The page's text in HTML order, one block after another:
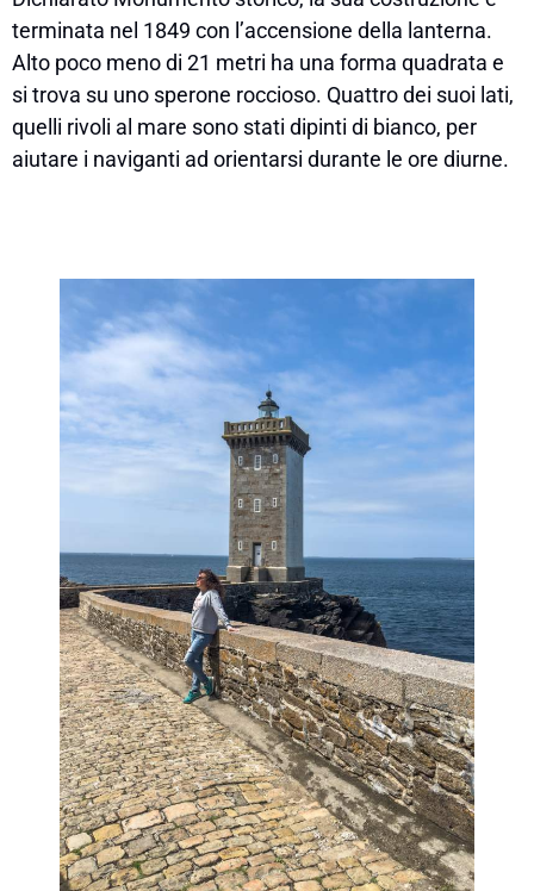
terminata nel 1849 con l’accensione della lanterna.
Alto poco meno di 21 metri ha una forma quadrata e
si trova su uno sperone roccioso. Quattro dei suoi lati,
quelli rivoli al mare sono stati dipinti di bianco, per
aiutare i naviganti ad orientarsi durante le ore diurne.